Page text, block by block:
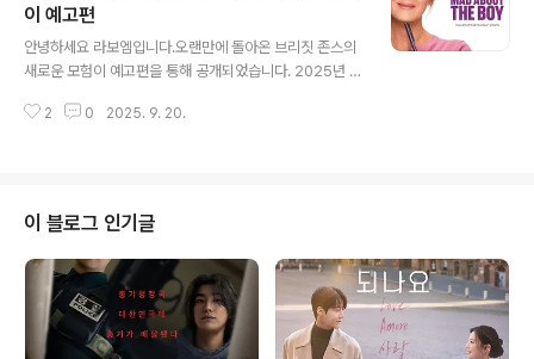
화와 이를 무너뜨린 사람들, 그 성공과 추락에 관한 이야기
가 펼쳐진다. 《애플 사이다 비니거》 곧 공개 예정. 공개된
예고편은 짧지만 강렬한 인상을 남깁니다. "이것은 거짓말
시작하여 관객의 호기심을 자극합니다. 벨 깁슨의 거짓말
이 예고편
안녕하세요 라보엠입니다.오랜만에 돌아온 브리짓 존스의
새로운 모험이 예고편을 통해 공개되었습니다. 2025년 2
바웃 더 보이'는 브리짓 존스 시리즈의 네 번째 작품입니다.
메이블, 두 아이의 싱글맘이 되어 감정적 혼란 속에서 새로
운 삶을 살아가고 있습니다.새로운 로맨스의 등장브리짓의
새로운 로맨스 상대로는 두 명의 매력적인 남성이 등장합
니다. 아들의 과학 선생님인 월리커(치웨텔 에지오포)와 젊
은 청년 록스터(리오 우달), 그리고, 휴 그랜트가 연기하는
다니엘 클리버가 시리즈..
2 0 2025. 9. 20.
이 블로그 인기글